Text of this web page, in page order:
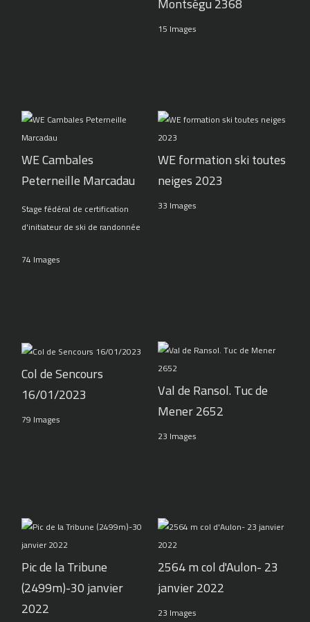
15 Images
WE Cambales
Peterneille Marcadau
Stage fédéral de certification
d'initiateur de ski de randonnée
74 Images
WE formation ski toutes
neiges 2023
33 Images
Col de Sencours
16/01/2023
79 Images
Val de Ransol. Tuc de
Mener 2652
23 Images
Pic de la Tribune
(2499m)-30 janvier
2022
2564 m col d'Aulon- 23
janvier 2022
23 Images